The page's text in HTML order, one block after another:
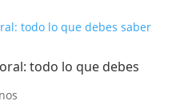
todo lo que debes